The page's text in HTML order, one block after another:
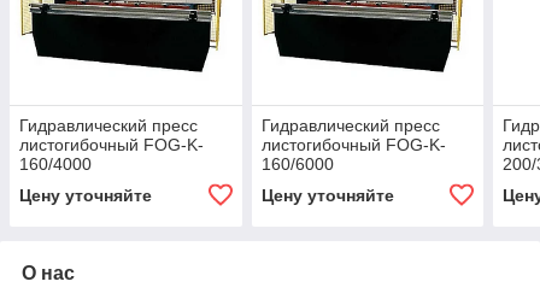
Гидравлический пресс
листогибочный FOG-K-
160/4000
Цену уточняйте
Гидравлический пресс
листогибочный FOG-K-
160/6000
Цену уточняйте
О нас